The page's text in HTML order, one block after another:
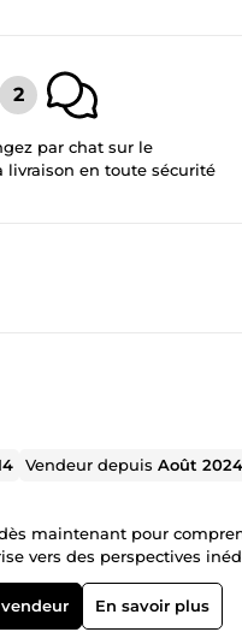
par chat sur le
livraison en toute sécurité
Vendeur depuisAoût 2024
maintenant pour
vers des perspectives
En savoir plus